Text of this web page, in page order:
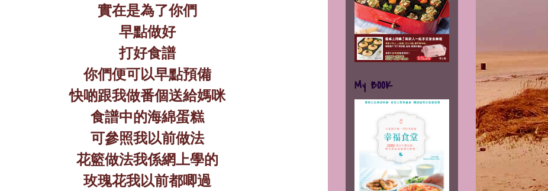
實在是為了你們
早點做好
打好食譜
你們便可以早點預備
快啲跟我做番個送給媽咪
食譜中的海綿蛋糕
可參照我以前做法
花籃做法我係網上學的
玫瑰花我以前都唧過
My BOOK